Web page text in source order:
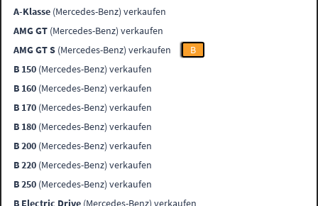
A-Klasse (Mercedes-Benz) verkaufen
AMG GT (Mercedes-Benz) verkaufen
AMG GT S (Mercedes-Benz) verkaufen
B
B 150 (Mercedes-Benz) verkaufen
B 160 (Mercedes-Benz) verkaufen
B 170 (Mercedes-Benz) verkaufen
B 180 (Mercedes-Benz) verkaufen
B 200 (Mercedes-Benz) verkaufen
B 220 (Mercedes-Benz) verkaufen
B 250 (Mercedes-Benz) verkaufen
B Electric Drive (Mercedes-Benz) verkaufen